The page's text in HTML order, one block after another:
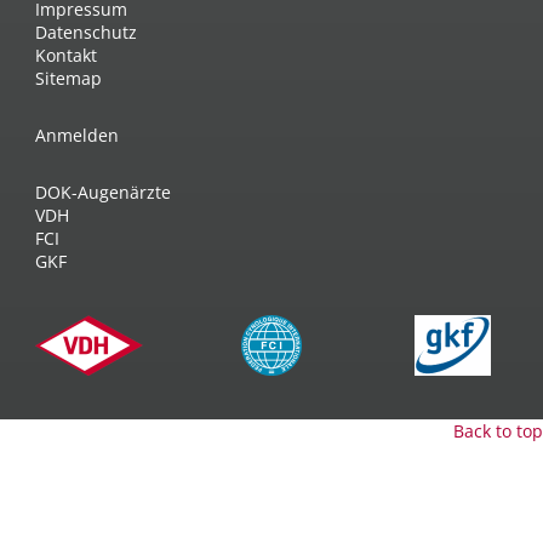
Impressum
Datenschutz
Kontakt
Sitemap
Anmelden
DOK-Augenärzte
VDH
FCI
GKF
Back to top